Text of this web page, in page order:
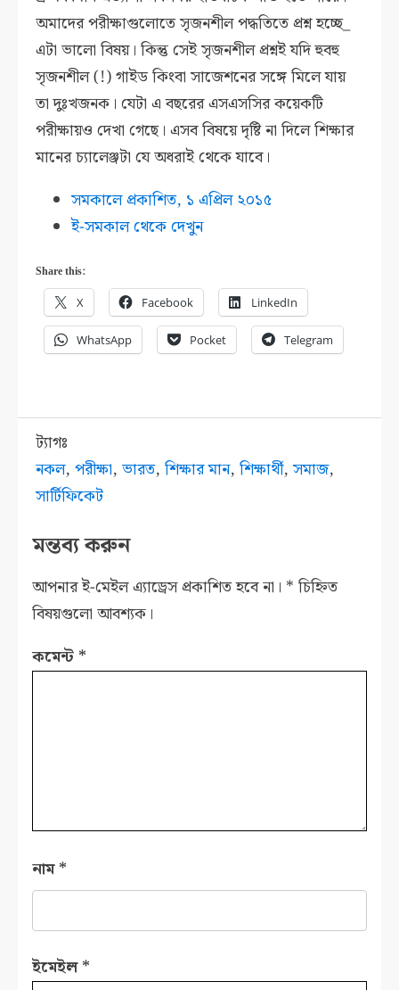
অমাদের পরীক্ষাগুলোতে সৃজনশীল পদ্ধতিতে প্রশ্ন হচ্ছে_
এটা ভালো বিষয়। কিন্তু সেই সৃজনশীল প্রশ্নই যদি হুবহু
সৃজনশীল (!) গাইড কিংবা সাজেশনের সঙ্গে মিলে যায়
তা দুঃখজনক। যেটা এ বছরের এসএসসির কয়েকটি
পরীক্ষায়ও দেখা গেছে। এসব বিষয়ে দৃষ্টি না দিলে শিক্ষার
মানের চ্যালেঞ্জটা যে অধরাই থেকে যাবে।
সমকালে প্রকাশিত, ১ এপ্রিল ২০১৫
ই-সমকাল থেকে দেখুন
Share this:
X Facebook LinkedIn
WhatsApp Pocket Telegram
ট্যাগঃ
নকল,পরীক্ষা,ভারত,শিক্ষার মান,শিক্ষার্থী,সমাজ,
সার্টিফিকেট
মন্তব্য করুন
আপনার ই-মেইল এ্যাড্রেস প্রকাশিত হবে না। * চিহ্নিত
বিষয়গুলো আবশ্যক।
কমেন্ট *
নাম*
ইমেইল*